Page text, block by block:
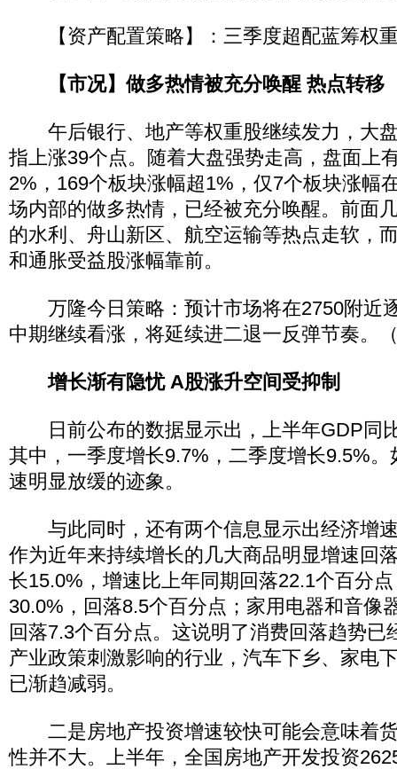
【资产配置策略】：三季度超配蓝筹权
【市况】 做多热情被充分唤醒 热点转移
午后银行、地产等权重股继续发力，大
指上涨39个点。随着大盘强势走高，盘面上
2%，169个板块涨幅超1%，仅7个板块涨幅
场内部的做多热情，已经被充分唤醒。前面
的水利、舟山新区、航空运输等热点走软，
和通胀受益股涨幅靠前。
万隆今日策略：预计市场将在2750附近
中期继续看涨，将延续进二退一反弹节奏。
增长渐有隐忧 A股涨升空间受抑制
日前公布的数据显示出，上半年GDP同
其中，一季度增长9.7%，二季度增长9.5%
速明显放缓的迹象。
与此同时，还有两个信息显示出经济增
作为近年来持续增长的几大商品明显增速回
长15.0%，增速比上年同期回落22.1个百分
30.0%，回落8.5个百分点；家用电器和音像
回落7.3个百分点。这说明了消费回落趋势已
产业政策刺激影响的行业，汽车下乡、家电
已渐趋减弱。
二是房地产投资增速较快可能会意味着
性并不大。上半年，全国房地产开发投资